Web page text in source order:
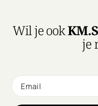
Wil je ook
je